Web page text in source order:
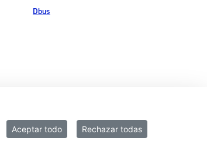
Dbus
Política de cookies Declaración de accesibilidad
Aceptar todo Rechazar todas